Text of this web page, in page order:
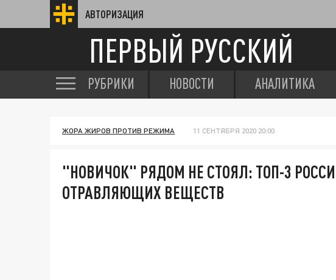
АВТОРИЗАЦИЯ
ПЕРВЫЙ РУССКИЙ
РУБРИКИ НОВОСТИ АНАЛИТИКА
ЖОРА ЖИРОВ ПРОТИВ РЕЖИМА 11 СЕНТЯБРЯ 2020 20:00
"НОВИЧОК" РЯДОМ НЕ СТОЯЛ: ТОП-3
ОТРАВЛЯЮЩИХ ВЕЩЕСТВ